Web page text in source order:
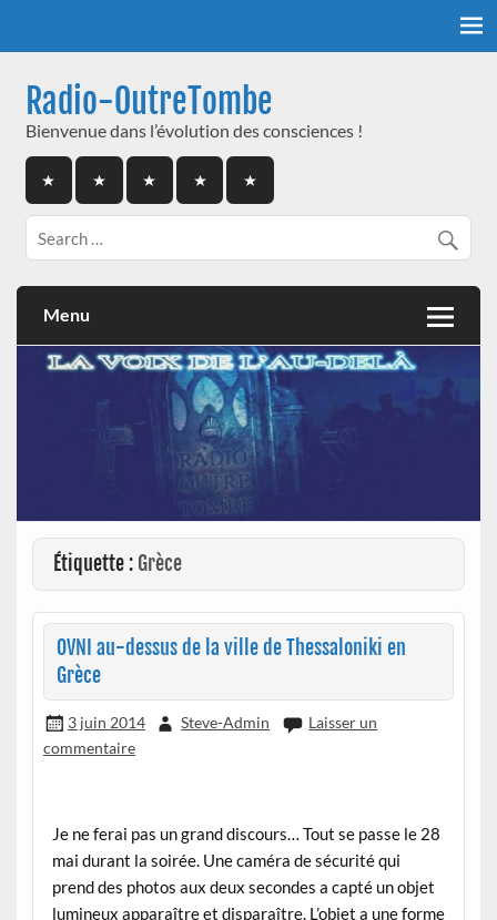
Radio-OutreTombe
Bienvenue dans l’évolution des consciences !
Menu
Étiquette : Grèce
OVNI au-dessus de la ville de Thessaloniki en
Grèce
3 juin 2014 Steve-Admin
Laisser un
commentaire
Je ne ferai pas un grand discours… Tout se passe le 28
mai durant la soirée. Une caméra de sécurité qui
prend des photos aux deux secondes a capté un objet
lumineux apparaître et disparaître. L’objet a une forme